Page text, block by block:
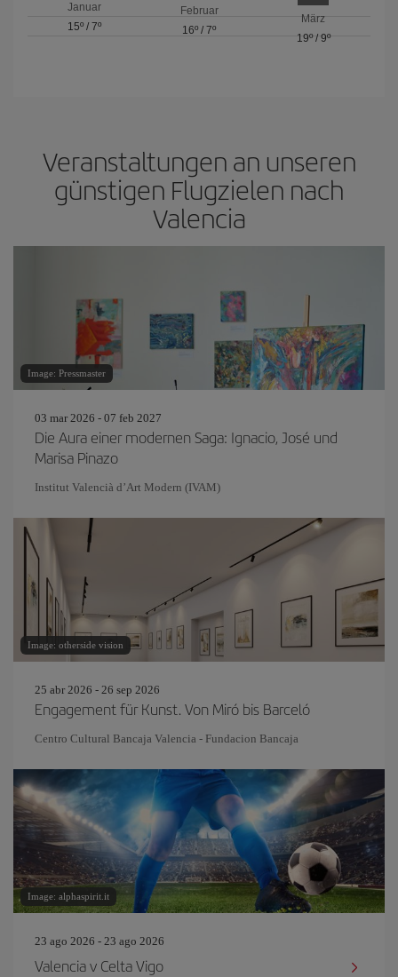
Januar
15º /7º
Februar
16º / 7º
März
19º/ 9º
Veranstaltungen an unseren
günstigen Flugzielen nach
Valencia
Image: Pressmaster
03 mar 2026 - 07 feb 2027
Die Aura einer modernen Saga: Ignacio, José und
Marisa Pinazo
Institut Valencià d’Art Modern (IVAM)
Image: otherside vision
25 abr 2026 - 26 sep 2026
Engagement für Kunst. Von Miró bis Barceló
Centro Cultural Bancaja Valencia - Fundacion Bancaja
Image: alphaspirit.it
23 ago 2026 - 23 ago 2026
Valencia v Celta Vigo